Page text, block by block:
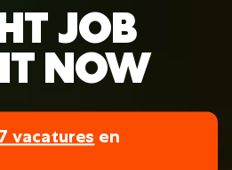
JOB
NOW
vacatures en